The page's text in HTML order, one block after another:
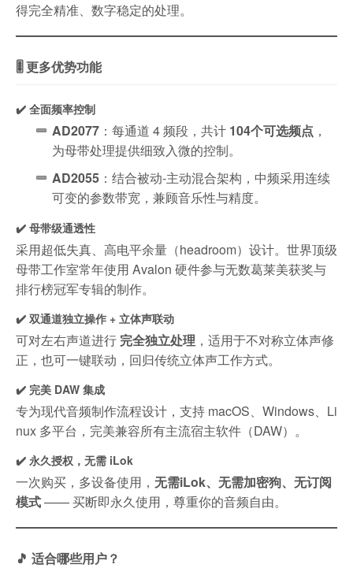
得完全精准、数字稳定的处理。
🎚 更多优势功能
✔️ 全面频率控制
AD2077 ：每通道 4 频段，共计 104个可选频点 ，
为母带处理提供细致入微的控制。
AD2055 ：结合被动-主动混合架构，中频采用连续
可变的参数带宽，兼顾音乐性与精度。
✔️ 母带级通透性
采用超低失真、高电平余量（headroom）设计。世界顶级
母带工作室常年使用 Avalon 硬件参与无数葛莱美获奖与
排行榜冠军专辑的制作。
✔️ 双通道独立操作 + 立体声联动
可对左右声道进行 完全独立处理 ，适用于不对称立体声修
正，也可一键联动，回归传统立体声工作方式。
✔️ 完美 DAW 集成
专为现代音频制作流程设计，支持 macOS、Windows、Li
nux 多平台，完美兼容所有主流宿主软件（DAW）。
✔️ 永久授权，无需 iLok
一次购买，多设备使用， 无需iLok、无需加密狗、无订阅
模式—— 买断即永久使用，尊重你的音频自由。
🎵 适合哪些用户？